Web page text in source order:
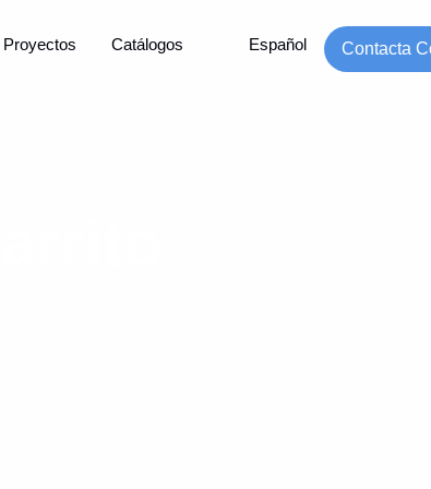
Proyectos Catálogos Español Contacta